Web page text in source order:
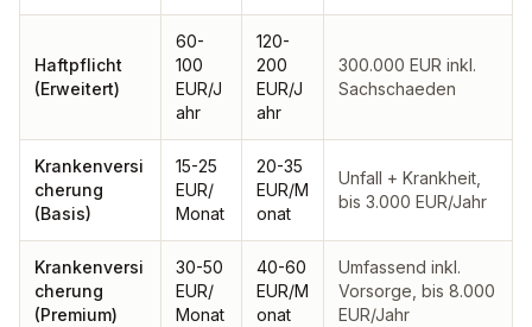
Haftpflicht
(Erweitert)
60-
100
EUR/J
ahr
120-
200
EUR/J
ahr
300.000 EUR inkl.
Sachschaeden
Krankenversi
cherung
(Basis)
15-25
EUR/
Monat
20-35
EUR/M
onat
Unfall + Krankheit,
bis 3.000 EUR/Jahr
Krankenversi
cherung
(Premium)
30-50
EUR/
Monat
40-60
EUR/M
onat
Umfassend inkl.
Vorsorge, bis 8.000
EUR/Jahr